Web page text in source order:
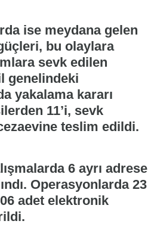
ise meydana gelen
bu olaylara
sevk edilen
genelindeki
yakalama kararı
11’i, sevk
teslim edildi.
6 ayrı adrese
Operasyonlarda 23
adet elektronik